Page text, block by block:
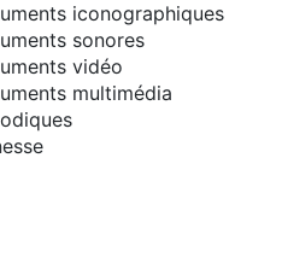
iconographiques
sonores
vidéo
multimédia